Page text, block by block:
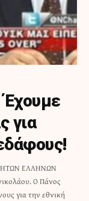
Έχουμε
για
ΕΛΛΗΝΩΝ
Ο Πάνος
για την εθνική